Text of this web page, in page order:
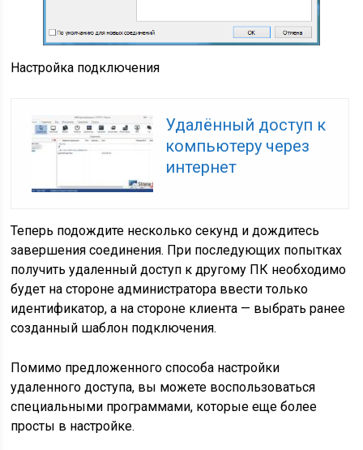
Настройка подключения
Удалённый доступ к
компьютеру через
интернет
Теперь подождите несколько секунд и дождитесь
завершения соединения. При последующих попытках
получить удаленный доступ к другому ПК необходимо
будет на стороне администратора ввести только
идентификатор, а на стороне клиента — выбрать ранее
созданный шаблон подключения.
Помимо предложенного способа настройки
удаленного доступа, вы можете воспользоваться
специальными программами, которые еще более
просты в настройке.